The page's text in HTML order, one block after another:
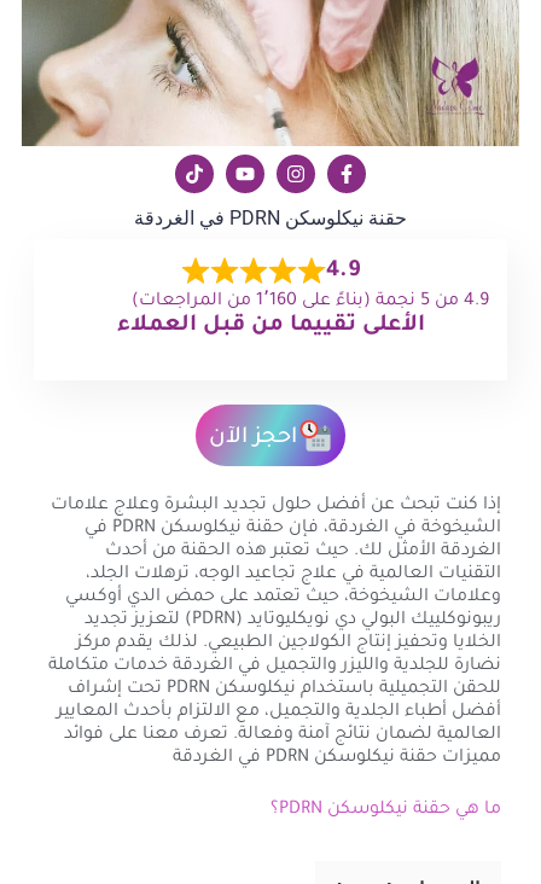
حقنة نيكلوسكن PDRN في الغردقة
4.9
4.9 من 5 نجمة (بناءً على 1٬160 من المراجعات)
الأعلى تقييما من قبل العملاء
احجز الآن
إذا كنت تبحث عن أفضل حلول تجديد البشرة وعلاج علامات
الشيخوخة في الغردقة، فإن حقنة نيكلوسكن PDRN في
الغردقة الأمثل لك. حيث تعتبر هذه الحقنة من أحدث
التقنيات العالمية في علاج تجاعيد الوجه، ترهلات الجلد،
وعلامات الشيخوخة، حيث تعتمد على حمض الدي أوكسي
ريبونوكلييك البولي دي نويكليوتايد (PDRN) لتعزيز تجديد
الخلايا وتحفيز إنتاج الكولاجين الطبيعي. لذلك يقدم مركز
نضارة للجلدية والليزر والتجميل في الغردقة خدمات متكاملة
للحقن التجميلية باستخدام نيكلوسكن PDRN تحت إشراف
أفضل أطباء الجلدية والتجميل، مع الالتزام بأحدث المعايير
العالمية لضمان نتائج آمنة وفعالة. تعرف معنا على فوائد
مميزات حقنة نيكلوسكن PDRN في الغردقة
ما هي حقنة نيكلوسكن PDRN؟